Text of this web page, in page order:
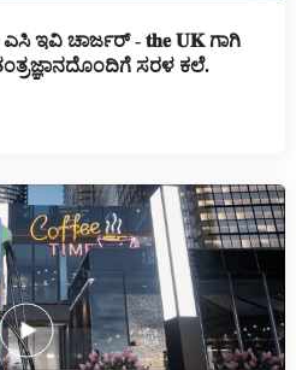
ಚಾರ್ಜರ್ - 𝐭𝐡𝐞 𝐔𝐊 ಗಾಗಿ
ಸರಳ ಕಲೆ.